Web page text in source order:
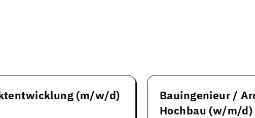
(m/w/d)
Bauingenieur /
Hochbau (w/m/d)